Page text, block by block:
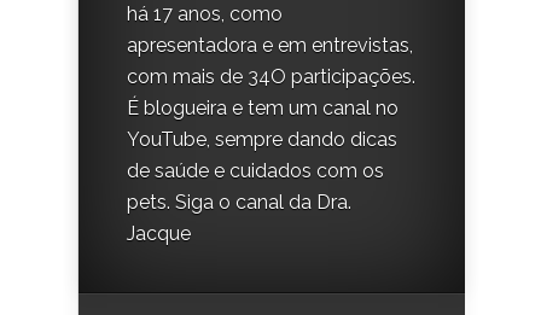
há 17 anos, como
apresentadora e em entrevistas,
com mais de 34O participações.
É blogueira e tem um canal no
YouTube, sempre dando dicas
de saúde e cuidados com os
pets. Siga o canal da Dra.
Jacque